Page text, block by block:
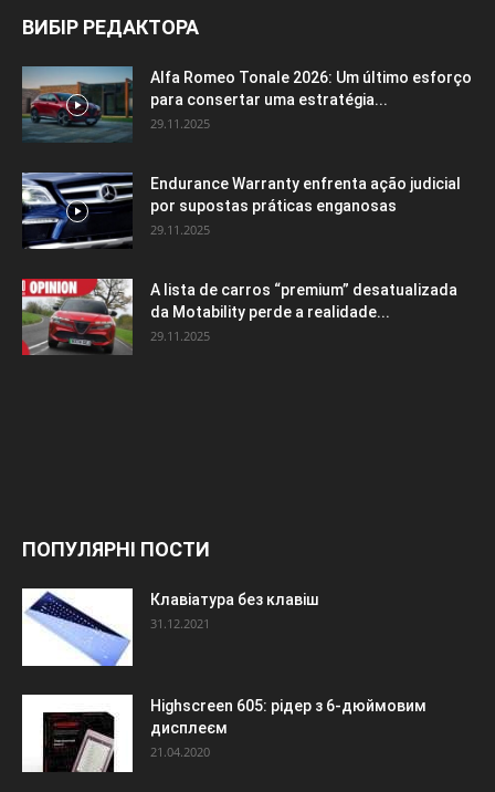
ВИБІР РЕДАКТОРА
Alfa Romeo Tonale 2026: Um último esforço
para consertar uma estratégia...
29.11.2025
Endurance Warranty enfrenta ação judicial
por supostas práticas enganosas
29.11.2025
A lista de carros “premium” desatualizada
da Motability perde a realidade...
29.11.2025
ПОПУЛЯРНІ ПОСТИ
Клавіатура без клавіш
31.12.2021
Highscreen 605: рідер з 6-дюймовим
дисплеєм
21.04.2020